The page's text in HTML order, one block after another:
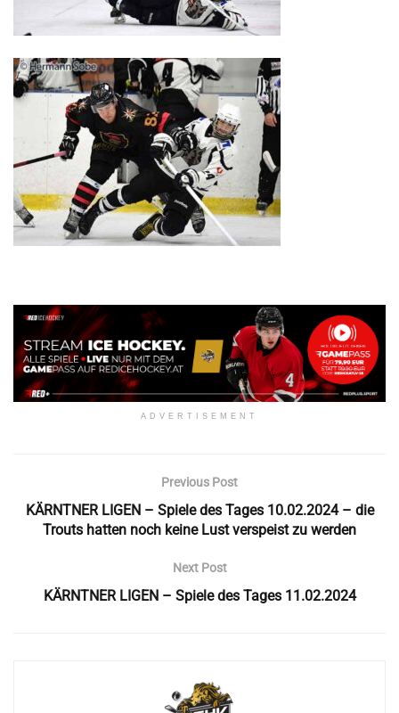
ADVERTISEMENT
Previous Post
KÄRNTNER LIGEN – Spiele des Tages 10.02.2024 – die
Trouts hatten noch keine Lust verspeist zu werden
Next Post
KÄRNTNER LIGEN – Spiele des Tages 11.02.2024